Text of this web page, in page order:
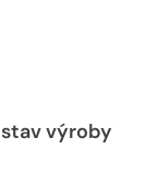
výroby